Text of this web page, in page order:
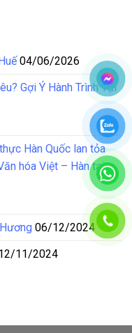
04/06/2026
Gợi Ý Hành Trình Tại
Hàn Quốc lan tỏa
hóa Việt – Hàn tại
06/12/2024
11/2024